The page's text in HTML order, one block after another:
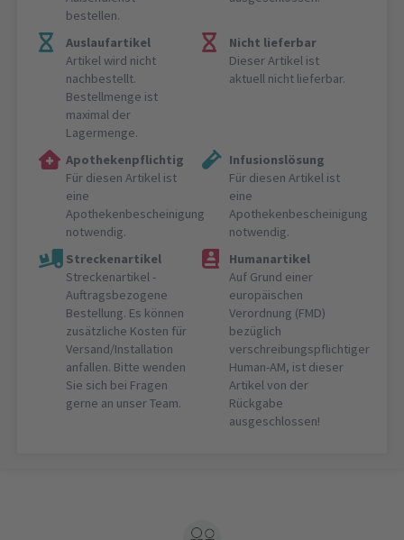
bestellen.
Auslaufartikel
Artikel wird nicht
nachbestellt.
Bestellmenge ist
maximal der
Lagermenge.
Nicht lieferbar
Dieser Artikel ist
aktuell nicht lieferbar.
Apothekenpflichtig
Für diesen Artikel ist
eine
Apothekenbescheinigung
notwendig.
Infusionslösung
Für diesen Artikel ist
eine
Apothekenbescheinigung
notwendig.
Streckenartikel
Streckenartikel -
Auftragsbezogene
Bestellung. Es können
zusätzliche Kosten für
Versand/Installation
anfallen. Bitte wenden
Sie sich bei Fragen
gerne an unser Team.
Humanartikel
Auf Grund einer
europäischen
Verordnung (FMD)
bezüglich
verschreibungspflichtiger
Human-AM, ist dieser
Artikel von der
Rückgabe
ausgeschlossen!